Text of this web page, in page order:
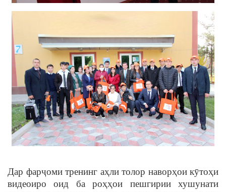
Дар фарҷоми тренинг аҳли толор наворҳои кӯтоҳи
видеоиро оид ба роҳҳои пешгирии хушунати